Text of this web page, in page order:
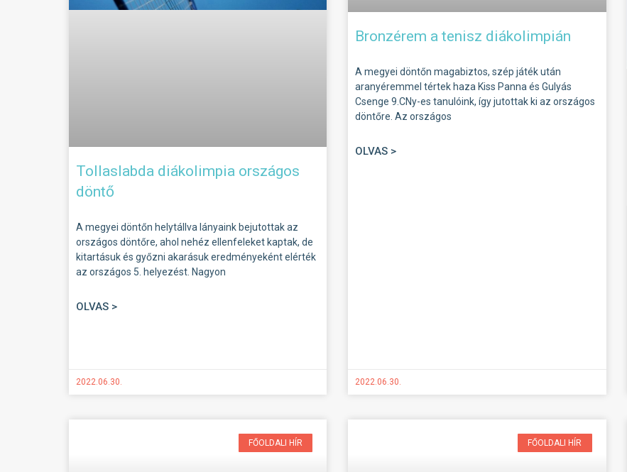
Tollaslabda diákolimpia országos
döntő
A megyei döntőn helytállva lányaink bejutottak az
országos döntőre, ahol nehéz ellenfeleket kaptak, de
kitartásuk és győzni akarásuk eredményeként elérték
az országos 5. helyezést. Nagyon
OLVAS >
2022.06.30.
Bronzérem a tenisz diákolimpián
A megyei döntőn magabiztos, szép játék után
aranyéremmel tértek haza Kiss Panna és Gulyás
Csenge 9.CNy-es tanulóink, így jutottak ki az országos
döntőre. Az országos
OLVAS >
2022.06.30.
FŐOLDALI HÍR FŐOLDALI HÍR